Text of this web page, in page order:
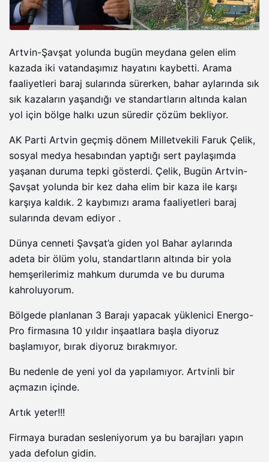
Artvin-Şavşat yolunda bugün meydana gelen elim
kazada iki vatandaşımız hayatını kaybetti. Arama
faaliyetleri baraj sularında sürerken, bahar aylarında sık
sık kazaların yaşandığı ve standartların altında kalan
yol için bölge halkı uzun süredir çözüm bekliyor.
AK Parti Artvin geçmiş dönem Milletvekili Faruk Çelik,
sosyal medya hesabından yaptığı sert paylaşımda
yaşanan duruma tepki gösterdi. Çelik, Bugün Artvin-
Şavşat yolunda bir kez daha elim bir kaza ile karşı
karşıya kaldık. 2 kaybımızı arama faaliyetleri baraj
sularında devam ediyor .
Dünya cenneti Şavşat’a giden yol Bahar aylarında
adeta bir ölüm yolu, standartların altında bir yola
hemşerilerimiz mahkum durumda ve bu duruma
kahroluyorum.
Bölgede planlanan 3 Barajı yapacak yüklenici Energo-
Pro firmasına 10 yıldır inşaatlara başla diyoruz
başlamıyor, bırak diyoruz bırakmıyor.
Bu nedenle de yeni yol da yapılamıyor. Artvinli bir
açmazın içinde.
Artık yeter!!!
Firmaya buradan sesleniyorum ya bu barajları yapın
yada defolun gidin.